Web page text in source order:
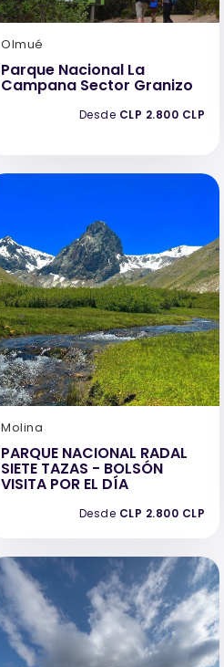
Olmué
Parque Nacional La
Campana Sector Granizo
Desde CLP 2.800 CLP
Molina
PARQUE NACIONAL RADAL
SIETE TAZAS - BOLSÓN
VISITA POR EL DÍA
Desde CLP 2.800 CLP